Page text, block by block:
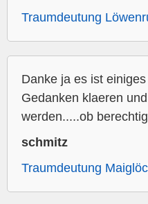
Traumdeutung
Danke ja es ist
Gedanken klaeren
werden.....ob
schmitz
Traumdeutung